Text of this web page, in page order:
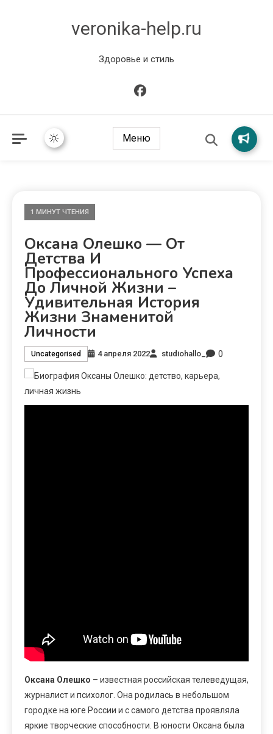
veronika-help.ru
Здоровье и стиль
Меню
1 МИНУТ ЧТЕНИЯ
Оксана Олешко — От
Детства И
Профессионального Успеха
До Личной Жизни –
Удивительная История
Жизни Знаменитой
Личности
Uncategorised 4 апреля 2022 studiohallo_ 0
Оксана Олешко – известная российская телеведущая,
журналист и психолог. Она родилась в небольшом
городке на юге России и с самого детства проявляла
яркие творческие способности. В юности Оксана была